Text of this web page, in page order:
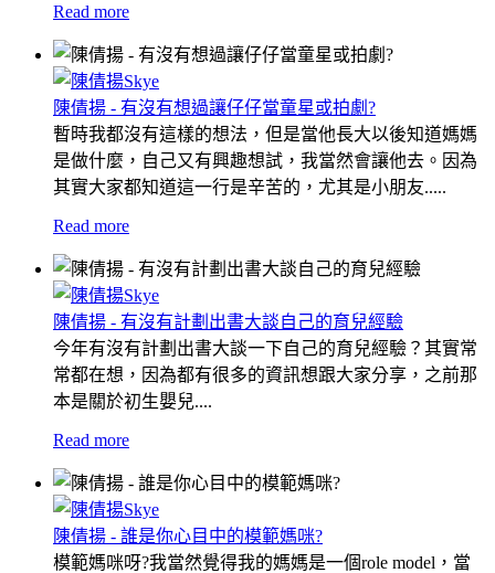
Read more
陳倩揚 - 有沒有想過讓仔仔當童星或拍劇?
暫時我都沒有這樣的想法，但是當他長大以後知道媽媽
是做什麼，自己又有興趣想試，我當然會讓他去。因為
其實大家都知道這一行是辛苦的，尤其是小朋友.....
Read more
陳倩揚 - 有沒有計劃出書大談自己的育兒經驗
今年有沒有計劃出書大談一下自己的育兒經驗？其實常
常都在想，因為都有很多的資訊想跟大家分享，之前那
本是關於初生嬰兒....
Read more
陳倩揚 - 誰是你心目中的模範媽咪?
模範媽咪呀?我當然覺得我的媽媽是一個role model，當